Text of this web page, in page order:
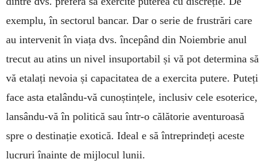
exemplu, în sectorul bancar. Dar o serie de frus­trări care
au intervenit în viața dvs. începând din No­iembrie anul
trecut au atins un nivel insu­por­tabil și vă pot determina să
vă etalați nevoia și ca­pacitatea de a exercita putere. Puteți
face asta etalându-vă cunoștințele, inclusiv cele esoterice,
lan­sându-vă în politică sau într-o călătorie aventu­roasă
spre o destinație exotică. Ideal e să întreprindeți aceste
lucruri înainte de mijlocul lunii.